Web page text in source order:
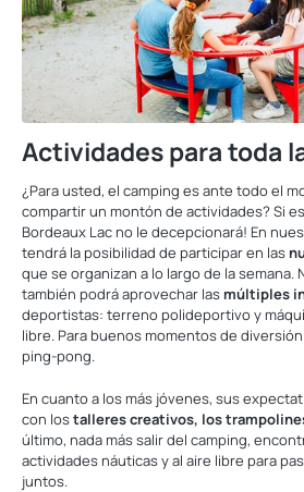
Actividades para toda
¿Para usted, el camping es ante todo el
compartir un montón de actividades? Si es
Bordeaux Lac no le decepcionará! En
tendrá la posibilidad de participar en las
que se organizan a lo largo de la semana.
también podrá aprovechar las múltiples
deportistas: terreno polideportivo y
libre. Para buenos momentos de
ping-pong.
En cuanto a los más jóvenes, sus
con lostalleres creativos, los
último, nada más salir del camping,
actividades náuticas y al aire libre para
juntos.